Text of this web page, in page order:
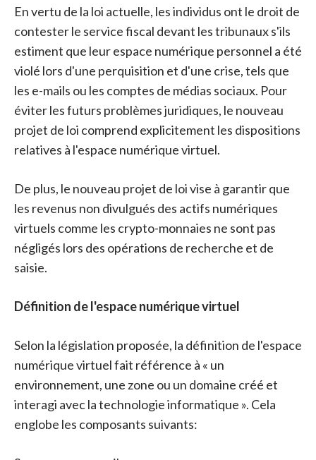
En vertu de la loi actuelle, les individus ont le droit de
contester le service fiscal devant les tribunaux s'ils
estiment que leur espace numérique personnel a été
violé lors d'une perquisition et d'une crise, tels que
les e-mails ou les comptes de médias sociaux. Pour
éviter les futurs problèmes juridiques, le nouveau
projet de loi comprend explicitement les dispositions
relatives à l'espace numérique virtuel.
De plus, le nouveau projet de loi vise à garantir que
les revenus non divulgués des actifs numériques
virtuels comme les crypto-monnaies ne sont pas
négligés lors des opérations de recherche et de
saisie.
Définition de l'espace numérique virtuel
Selon la législation proposée, la définition de l'espace
numérique virtuel fait référence à « un
environnement, une zone ou un domaine créé et
interagi avec la technologie informatique ». Cela
englobe les composants suivants: